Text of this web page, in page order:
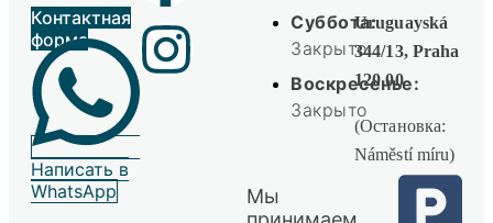
Контактная
форма
Написать в
WhatsApp
Суббота:
Закрыто
Воскресенье:
Закрыто
Мы
Uruguayská
344/13, Praha
120 00
(Остановка:
Náměstí míru)